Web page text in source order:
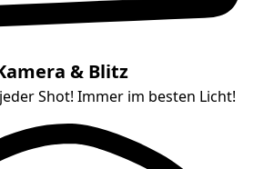
& Blitz
Shot! Immer im besten Licht!